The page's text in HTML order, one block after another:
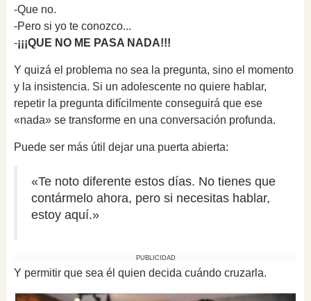
-Que no.
-Pero si yo te conozco...
-¡¡¡QUE NO ME PASA NADA!!!
Y quizá el problema no sea la pregunta, sino el momento
y la insistencia. Si un adolescente no quiere hablar,
repetir la pregunta difícilmente conseguirá que ese
«nada» se transforme en una conversación profunda.
Puede ser más útil dejar una puerta abierta:
«Te noto diferente estos días. No tienes que
contármelo ahora, pero si necesitas hablar,
estoy aquí.»
PUBLICIDAD
Y permitir que sea él quien decida cuándo cruzarla.